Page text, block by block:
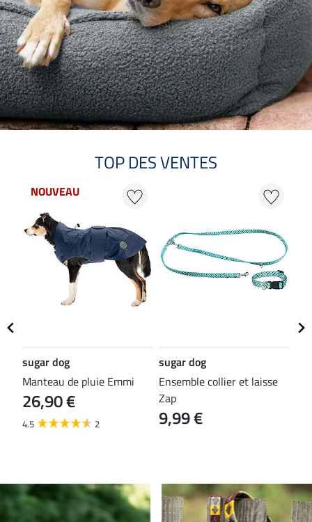
TOP DES VENTES
NOUVEAU
sugar dog
Manteau de pluie Emmi
26,90 €
4.5 2
sugar dog
Ensemble collier et laisse
Zap
9,99 €